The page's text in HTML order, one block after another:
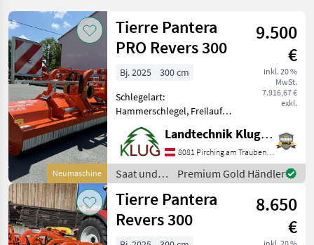
Kategorie 4 Land Filter
AKTUELLER
PFAD
Landtechnik
Saat
Und
Pflege
Schlegler
Schlaegelhaecksler
Tierre
KATEGORIE
WÄHLEN
Zurücksetzen
6
Ergebnisse
anzeigen
Neumaschine
Tierre Pantera
PRO Revers 300
9.500
€
inkl. 20 %
MwSt.
7.916,67 €
exkl.
Bj. 2025
300 cm
Schlegelart:
Hammerschlegel, Freilauf:
Freilauf im Getriebe,
Seitenverschub:
hydraulisch, rückwärtige
Laufwalze,
Haubenverstellung Neues
PRO Modell des beliebten
Pantera
Landtechnik Klug e. U.
8081 Pirching am Traubenberg
Saat und
Pflege /
Tierre
Premium Gold Händler
Tierre Pantera
Revers 300
8.650
€